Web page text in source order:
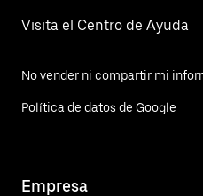
Visita el Centro de Ayuda
No vender ni compartir mi
Política de datos de Google
Empresa